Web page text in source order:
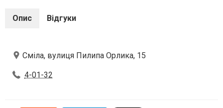
Опис Відгуки
Сміла, вулиця Пилипа Орлика, 15
4-01-32